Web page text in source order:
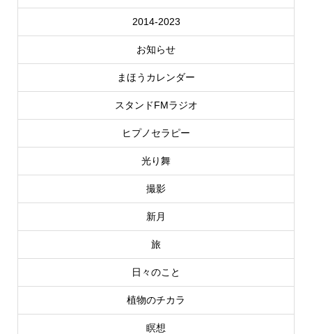
2014-2023
お知らせ
まほうカレンダー
スタンドFMラジオ
ヒプノセラピー
光り舞
撮影
新月
旅
日々のこと
植物のチカラ
瞑想